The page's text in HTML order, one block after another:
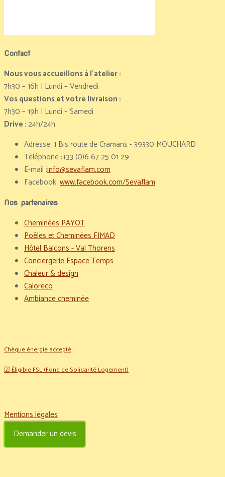
Contact
Nous vous accueillons à l’atelier :
7h30 – 16h | Lundi – Vendredi
Vos questions et votre livraison :
7h30 – 19h | Lundi – Samedi
Drive :24h/24h
Adresse :1 Bis route de Cramans - 39330 MOUCHARD
Téléphone :+33 (0)6 67 25 01 29
E-mail :info@sevaflam.com
Facebook :www.facebook.com/Sevaflam
Nos partenaires
Cheminées PAYOT
Poêles et Cheminées FIMAD
Hôtel Balcons - Val Thorens
Conciergerie Espace Temps
Chaleur & design
Caloreco
Ambiance cheminée
Chèque énergie accepté
☑ Éligible FSL (Fond de Solidarité Logement)
Mentions légales
Demander un devis